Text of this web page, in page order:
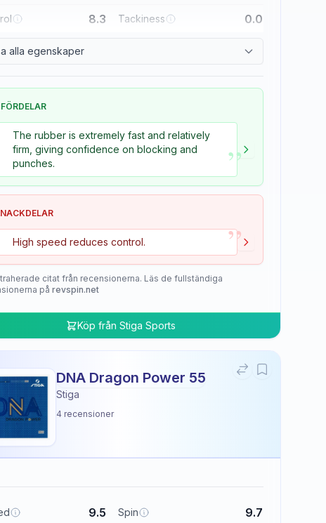
8.3 Tackiness 0.0
alla egenskaper
FÖRDELAR
The rubber is extremely fast and relatively
firm, giving confidence on blocking and
punches.
”
NACKDELAR
High speed reduces control. ”
citat från recensionerna. Läs de fullständiga
på revspin.net
Köp från Stiga Sports
DNA Dragon Power 55
Stiga
4 recensioner
9.5 Spin 9.7